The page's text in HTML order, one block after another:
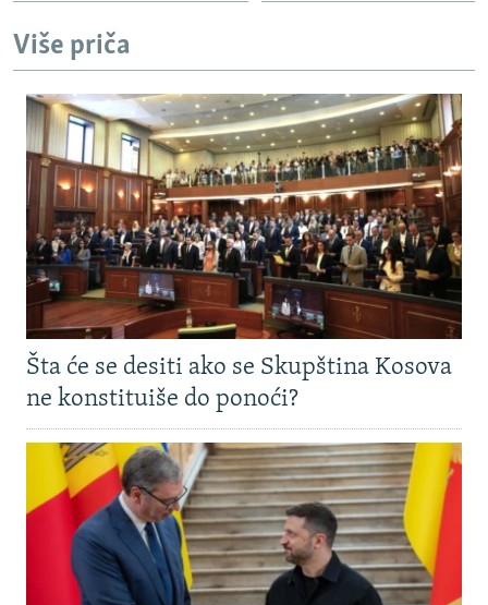
Više priča
Šta će se desiti ako se Skupština Kosova
ne konstituiše do ponoći?